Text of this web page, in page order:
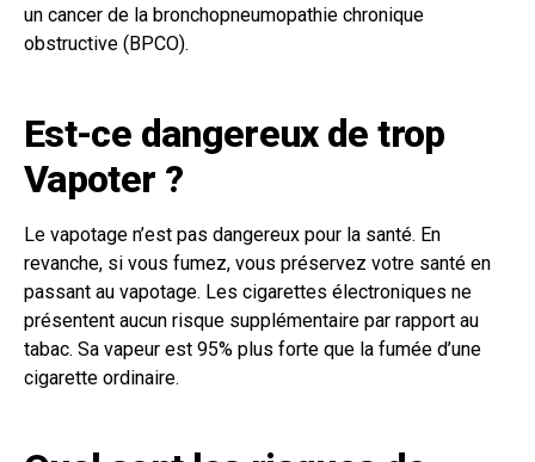
un cancer de la bronchopneumopathie chronique
obstructive (BPCO).
Est-ce dangereux de trop
Vapoter ?
Le vapotage n’est pas dangereux pour la santé. En
revanche, si vous fumez, vous préservez votre santé en
passant au vapotage. Les cigarettes électroniques ne
présentent aucun risque supplémentaire par rapport au
tabac. Sa vapeur est 95% plus forte que la fumée d’une
cigarette ordinaire.